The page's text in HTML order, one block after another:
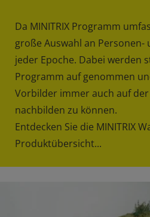
Da MINITRIX Programm
große Auswahl an Personen-
jeder Epoche. Dabei werden
Programm auf genommen
Vorbilder immer auch auf der
nachbilden zu können.
Entdecken Sie die MINITRIX
Produktübersicht...